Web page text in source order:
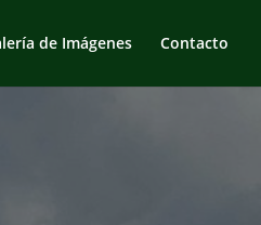
de Imágenes Contacto